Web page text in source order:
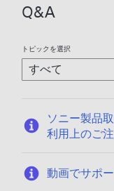
Q&A
トピックを選択
ソニー製品
利用上のご
動画でサポ